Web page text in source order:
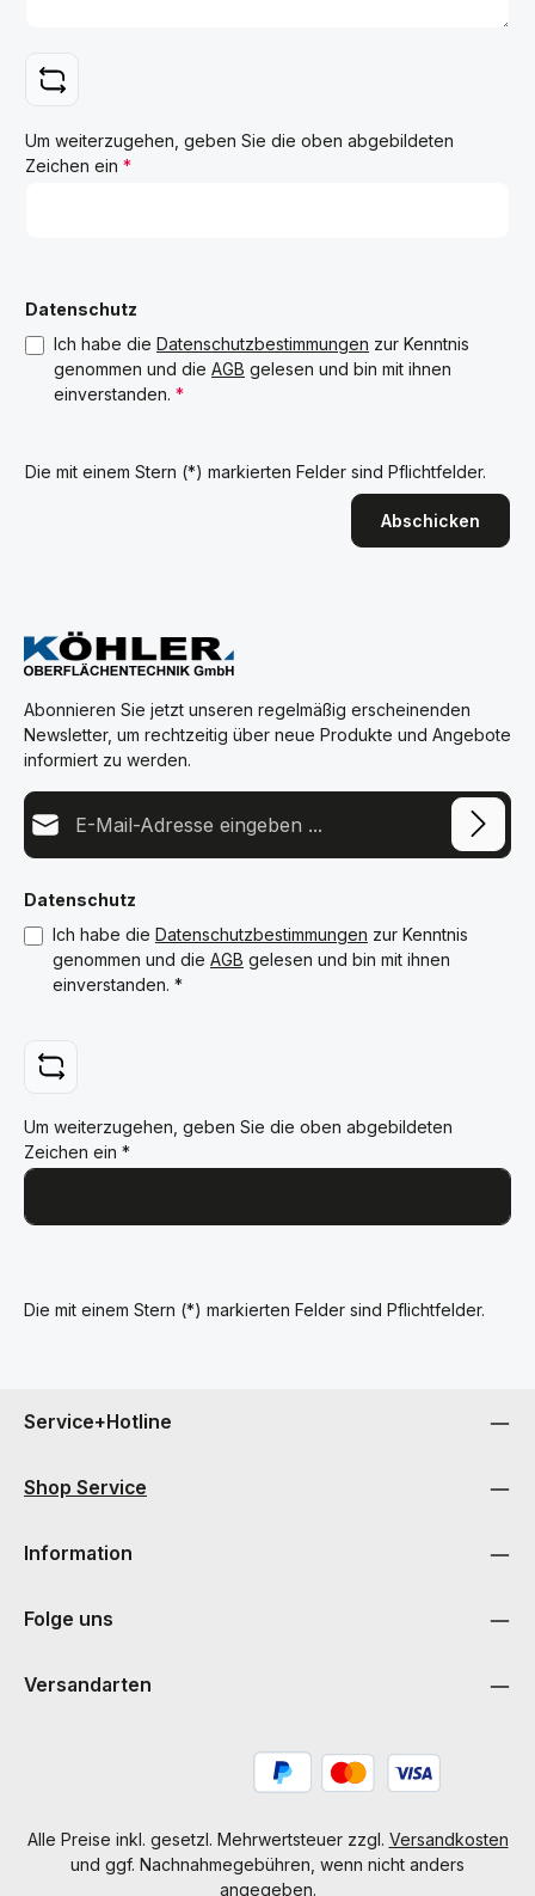
Um weiterzugehen, geben Sie die oben abgebildeten
Zeichen ein *
Datenschutz
Ich habe die Datenschutzbestimmungen zur Kenntnis
genommen und die AGB gelesen und bin mit ihnen
einverstanden. *
Die mit einem Stern (*) markierten Felder sind Pflichtfelder.
Abschicken
Abonnieren Sie jetzt unseren regelmäßig erscheinenden
Newsletter, um rechtzeitig über neue Produkte und Angebote
informiert zu werden.
E-Mail-Adresse*
Datenschutz
Ich habe die Datenschutzbestimmungen zur Kenntnis
genommen und die AGB gelesen und bin mit ihnen
einverstanden. *
Um weiterzugehen, geben Sie die oben abgebildeten
Zeichen ein *
Die mit einem Stern (*) markierten Felder sind Pflichtfelder.
Service+Hotline
Shop Service
Information
Folge uns
Versandarten
Alle Preise inkl. gesetzl. Mehrwertsteuer zzgl. Versandkosten
und ggf. Nachnahmegebühren, wenn nicht anders
angegeben.